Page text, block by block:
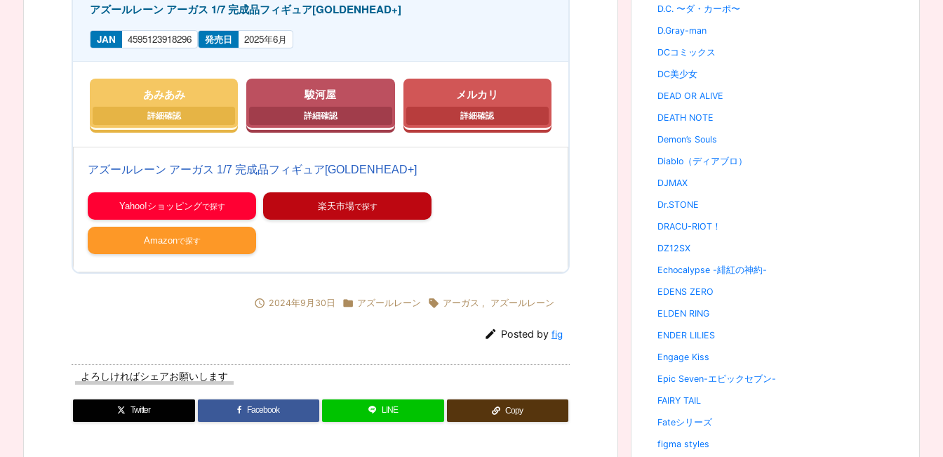
アズールレーン アーガス 1/7 完成品フィギュア[GOLDENHEAD+]
JAN 4595123918296 発売日 2025年6月
あみあみ 駿河屋 メルカリ
アズールレーン アーガス 1/7 完成品フィギュア[GOLDENHEAD+]
Yahoo!ショッピング 楽天市場
Amazon
 2024年9月30日  アズールレーン  アーガス , アズールレーン
 Posted by fig
よろしければシェアお願いします
Twitter Facebook LINE Copy
D.C. 〜ダ・カーポ〜
D.Gray-man
DCコミックス
DC美少女
DEAD OR ALIVE
DEATH NOTE
Demon’s Souls
Diablo（ディアブロ）
DJMAX
Dr.STONE
DRACU-RIOT！
DZ12SX
Echocalypse -緋紅の神約-
EDENS ZERO
ELDEN RING
ENDER LILIES
Engage Kiss
Epic Seven-エピックセブン-
FAIRY TAIL
Fateシリーズ
figma styles